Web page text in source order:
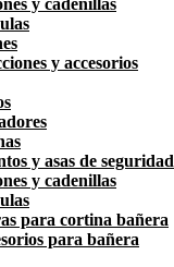
y cadenillas
y accesorios
y asas de seguridad
y cadenillas
para cortina bañera
para bañera